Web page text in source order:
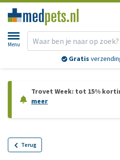
Menu
Gratis
Trovet Week: tot 15%
meer
Terug